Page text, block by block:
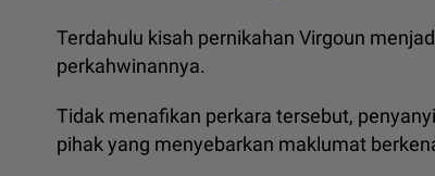
Terdahulu kisah pernikahan Virgoun
perkahwinannya.
Tidak menafikan perkara tersebut,
pihak yang menyebarkan maklumat